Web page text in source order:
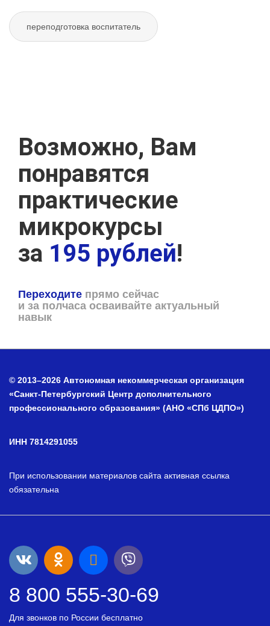
переподготовка воспитатель
Возможно, Вам
понравятся
практические
микрокурсы
за 195 рублей!
Переходите прямо сейчас
и за полчаса осваивайте актуальный
навык
© 2013–2026 Автономная некоммерческая организация
«Санкт-Петербургский Центр дополнительного
профессионального образования» (АНО «СПб ЦДПО»)
ИНН 7814291055
При использовании материалов сайта активная ссылка
обязательна
8 800 555-30-69
Для звонков по России бесплатно